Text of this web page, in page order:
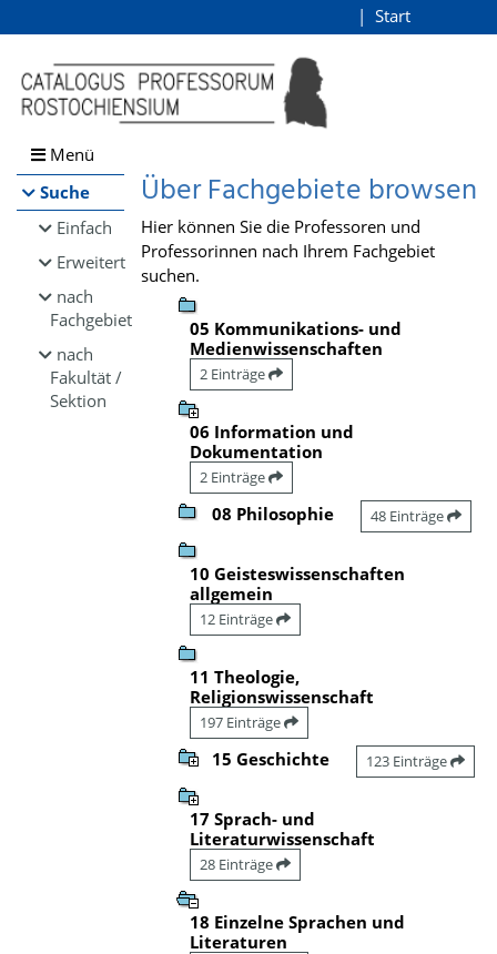
Browsen
direkt zum Inhalt
Start
Menü
Suche
Einfach
Erweitert
nach
Fachgebiet
nach
Fakultät /
Sektion
Über Fachgebiete browsen
Hier können Sie die Professoren und
Professorinnen nach Ihrem Fachgebiet
suchen.
05 Kommunikations- und
Medienwissenschaften
2 Einträge
06 Information und
Dokumentation
2 Einträge
08 Philosophie 48 Einträge
10 Geisteswissenschaften
allgemein
12 Einträge
11 Theologie,
Religionswissenschaft
197 Einträge
15 Geschichte 123 Einträge
17 Sprach- und
Literaturwissenschaft
28 Einträge
18 Einzelne Sprachen und
Literaturen